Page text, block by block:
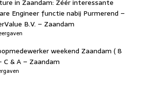
in Zaandam: Zéér interessante
Engineer functie nabij Purmerend –
B.V. – Zaandam
weekend Zaandam ( 8
C & A – Zaandam